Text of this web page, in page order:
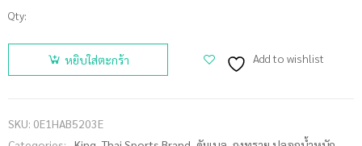
Qty:
จำนวน
KING
ชิ้น
หยิบใส่ตะกร้า Add to wishlist
SKU: 0E1HAB5203E